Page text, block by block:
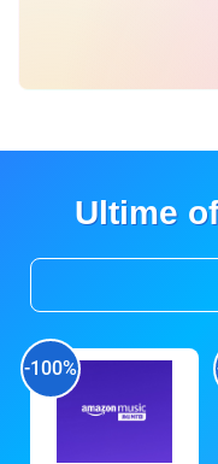
Ultime
-100%